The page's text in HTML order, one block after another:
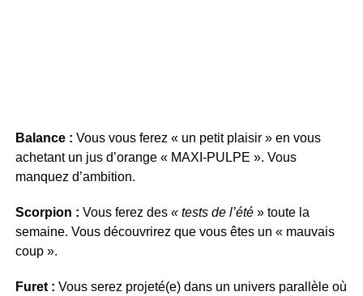
Balance : Vous vous ferez « un petit plaisir » en vous
achetant un jus d’orange « MAXI-PULPE ». Vous
manquez d’ambition.
Scorpion : Vous ferez des « tests de l’été» toute la
semaine. Vous découvrirez que vous êtes un « mauvais
coup ».
Furet : Vous serez projeté(e) dans un univers parallèle où